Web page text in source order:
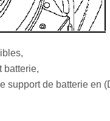
batterie,
support de batterie en